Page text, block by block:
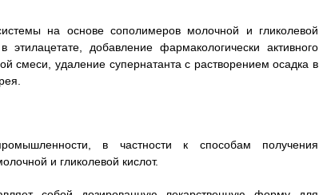
на основе сополимеров молочной и гликолевой
добавление фармакологически активного
смеси, удаление супернатанта с растворением осадка в
в частности к способам получения
и гликолевой кислот.